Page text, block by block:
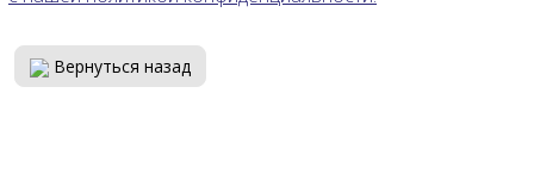
Вернуться назад